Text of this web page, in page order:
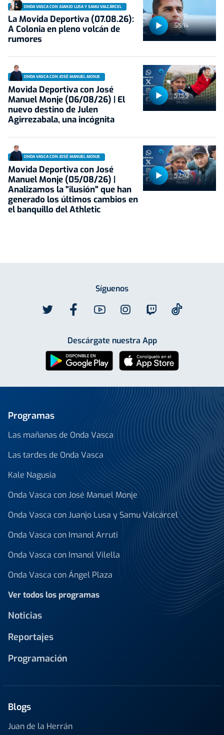
55:14
ONDA VASCA CON JUANJO LUSA Y SAMU VALCÁRCEL
La Movida Deportiva (07.08.26):
A Colonia en pleno volcán de
rumores
51:59
ONDA VASCA CON JOSÉ MANUEL MONJE
Movida Deportiva con José
Manuel Monje (06/08/26) | El
nuevo destino de Julen
Agirrezabala, una incógnita
52:42
ONDA VASCA CON JOSÉ MANUEL MONJE
Movida Deportiva con José
Manuel Monje (05/08/26) |
Analizamos la "ilusión" que han
generado los últimos cambios en
el banquillo del Athletic
Síguenos
Descárgate nuestra App
Programas
Las mañanas de Onda Vasca
Las tardes de Onda Vasca
Kale Nagusia
Onda Vasca con José Manuel Monje
Onda Vasca con Juanjo Lusa y Samu Valcárcel
Onda Vasca con Imanol Arruti
Onda Vasca con Imanol Vilella
Onda Vasca con Ángel Plaza
Ver todos los programas
Noticias
Reportajes
Programación
Blogs
Juan de la Herrán